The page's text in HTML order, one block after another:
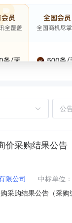
价采购结果公告
限公司 中标单位：
采购结果公告（采
58681219邮箱